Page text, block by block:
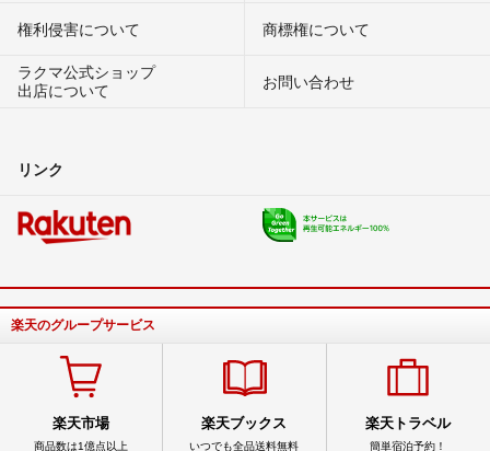
権利侵害について
商標権について
ラクマ公式ショップ
出店について
お問い合わせ
リンク
楽天のグループサービス
楽天市場
商品数は1億点以上
楽天ブックス
いつでも全品送料無料
楽天トラベル
簡単宿泊予約！